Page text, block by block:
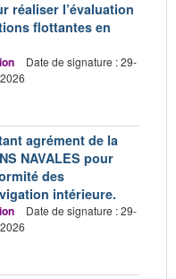
réaliser l’évaluation
flottantes en
Date de signature : 29-
agrément de la
NAVALES pour
des
intérieure.
Date de signature : 29-